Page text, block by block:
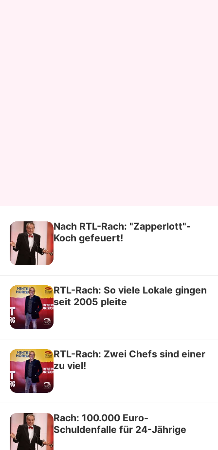
Nach RTL-Rach: "Zapperlott"-
Koch gefeuert!
RTL-Rach: So viele Lokale gingen
seit 2005 pleite
RTL-Rach: Zwei Chefs sind einer
zu viel!
Rach: 100.000 Euro-
Schuldenfalle für 24-Jährige